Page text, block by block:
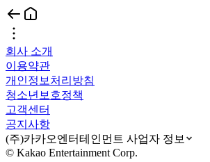
회사 소개
이용약관
개인정보처리방침
청소년보호정책
고객센터
공지사항
(주)카카오엔터테인먼트 사업자 정보
© Kakao Entertainment Corp.